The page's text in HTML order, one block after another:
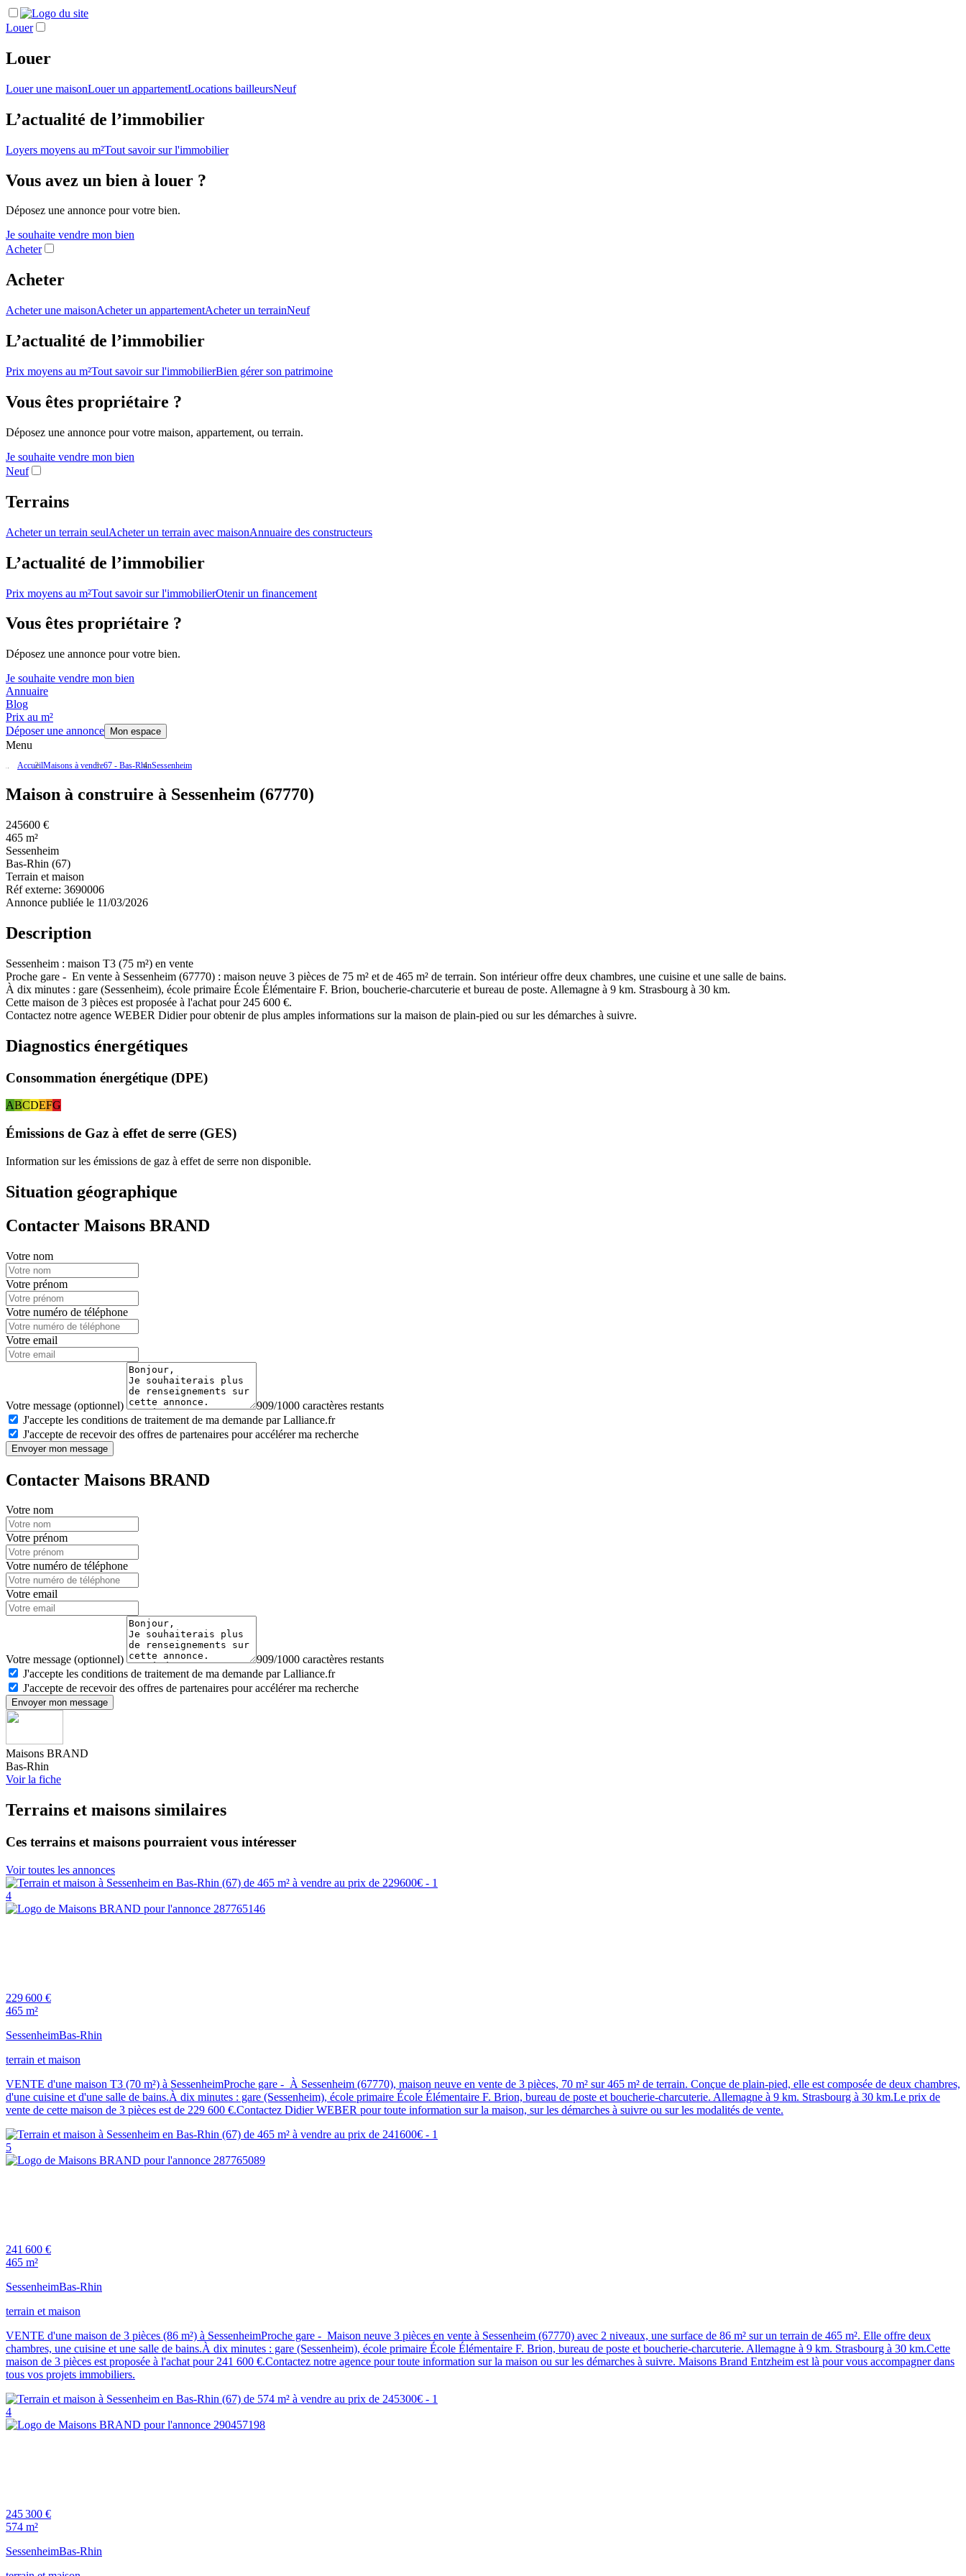
Louer
Louer
Louer une maisonLouer un appartementLocations bailleursNeuf
L’actualité de l’immobilier
Loyers moyens au m²Tout savoir sur l'immobilier
Vous avez un bien à louer ?
Déposez une annonce pour votre bien.
Je souhaite vendre mon bien
Acheter
Acheter
Acheter une maisonAcheter un appartementAcheter un terrainNeuf
L’actualité de l’immobilier
Prix moyens au m²Tout savoir sur l'immobilierBien gérer son patrimoine
Vous êtes propriétaire ?
Déposez une annonce pour votre maison, appartement, ou terrain.
Je souhaite vendre mon bien
Neuf
Terrains
Acheter un terrain seulAcheter un terrain avec maisonAnnuaire des constructeurs
L’actualité de l’immobilier
Prix moyens au m²Tout savoir sur l'immobilierOtenir un financement
Vous êtes propriétaire ?
Déposez une annonce pour votre bien.
Je souhaite vendre mon bien
Annuaire
Blog
Prix au m²
Déposer une annonce
Mon espace
Menu
AccueilMaisons à vendre67 - Bas-RhinSessenheim
Maison à construire à Sessenheim (67770)
245600 €
465 m²
Sessenheim
Bas-Rhin (67)
Terrain et maison
Réf externe: 3690006
Annonce publiée le 11/03/2026
Description
Sessenheim : maison T3 (75 m²) en vente
Proche gare - En vente à Sessenheim (67770) : maison neuve 3 pièces de 75 m² et de 465 m² de terrain. Son intérieur offre deux chambres, une cuisine et une salle de bains.
À dix minutes : gare (Sessenheim), école primaire École Élémentaire F. Brion, boucherie-charcuterie et bureau de poste. Allemagne à 9 km. Strasbourg à 30 km.
Cette maison de 3 pièces est proposée à l'achat pour 245 600 €.
Contactez notre agence WEBER Didier pour obtenir de plus amples informations sur la maison de plain-pied ou sur les démarches à suivre.
Diagnostics énergétiques
Consommation énergétique (DPE)
ABCDEFG
Émissions de Gaz à effet de serre (GES)
Information sur les émissions de gaz à effet de serre non disponible.
Situation géographique
Contacter Maisons BRAND
Votre nom
Votre prénom
Votre numéro de téléphone
Votre email
Votre message (optionnel)
909/1000 caractères restants
J'accepte les conditions de traitement de ma demande par Lalliance.fr
J'accepte de recevoir des offres de partenaires pour accélérer ma recherche
Envoyer mon message
Contacter Maisons BRAND
Votre nom
Votre prénom
Votre numéro de téléphone
Votre email
Votre message (optionnel)
909/1000 caractères restants
J'accepte les conditions de traitement de ma demande par Lalliance.fr
J'accepte de recevoir des offres de partenaires pour accélérer ma recherche
Envoyer mon message
Maisons BRAND
Bas-Rhin
Voir la fiche
Terrains et maisons similaires
Ces terrains et maisons pourraient vous intéresser
Voir toutes les annonces
4
229 600 €
465 m²
SessenheimBas-Rhin
terrain et maison
VENTE d'une maison T3 (70 m²) à SessenheimProche gare - À Sessenheim (67770), maison neuve en vente de 3 pièces, 70 m² sur 465 m² de terrain. Conçue de plain-pied, elle est composée de deux chambres,
d'une cuisine et d'une salle de bains.À dix minutes : gare (Sessenheim), école primaire École Élémentaire F. Brion, bureau de poste et boucherie-charcuterie. Allemagne à 9 km. Strasbourg à 30 km.Le prix de
vente de cette maison de 3 pièces est de 229 600 €.Contactez Didier WEBER pour toute information sur la maison, sur les démarches à suivre ou sur les modalités de vente.
5
241 600 €
465 m²
SessenheimBas-Rhin
terrain et maison
VENTE d'une maison de 3 pièces (86 m²) à SessenheimProche gare - Maison neuve 3 pièces en vente à Sessenheim (67770) avec 2 niveaux, une surface de 86 m² sur un terrain de 465 m². Elle offre deux
chambres, une cuisine et une salle de bains.À dix minutes : gare (Sessenheim), école primaire École Élémentaire F. Brion, bureau de poste et boucherie-charcuterie. Allemagne à 9 km. Strasbourg à 30 km.Cette
maison de 3 pièces est proposée à l'achat pour 241 600 €.Contactez notre agence pour toute information sur la maison ou sur les démarches à suivre. Maisons Brand Entzheim est là pour vous accompagner dans
tous vos projets immobiliers.
4
245 300 €
574 m²
SessenheimBas-Rhin